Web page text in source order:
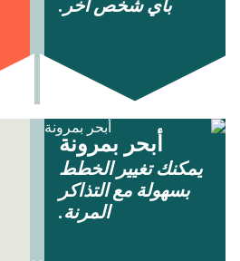
بأي شخص آخر.
أبحر بمرونة
يمكنك تغيير الخطط
بسهولة مع التذاكر
المرنة.